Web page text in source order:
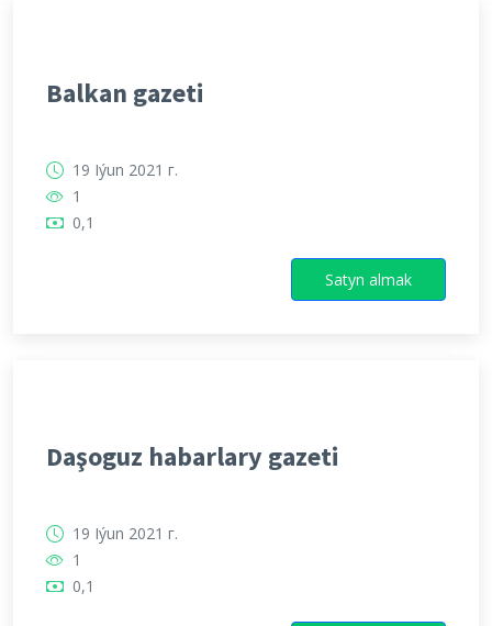
Balkan gazeti
19 Iýun 2021 г.
1
0,1
Satyn almak
Daşoguz habarlary gazeti
19 Iýun 2021 г.
1
0,1